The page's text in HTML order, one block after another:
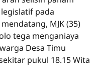
pada
MJK (35)
tega menganiaya
Desa Timu
pukul 18.15 Wita